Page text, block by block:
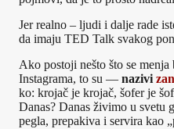
Jer realno – ljudi i dalje rade
da imaju TED Talk svakog
Ako postoji nešto što se
Instagrama, to su — nazivi
ko: krojač je krojač, šofer je
Danas? Danas živimo u svetu
pegla, prepakiva i servira kao